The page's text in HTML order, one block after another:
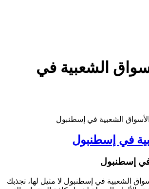
الشعبية في
في إسطنبول
في إسطنبول
الشعبية في إسطنبول لا مثيل لها، تجذبك